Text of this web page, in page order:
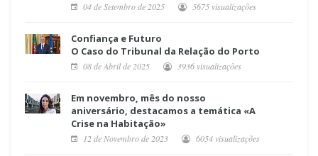
04 de Setembro de 2025 5675 visualizações
Confiança e Futuro
O Caso do Tribunal da Relação do Porto
08 de Abril de 2025 3936 visualizações
Em novembro, mês do nosso
aniversário, destacamos a temática «A
Crise na Habitação»
12 de Novembro de 2023 6054 visualizações